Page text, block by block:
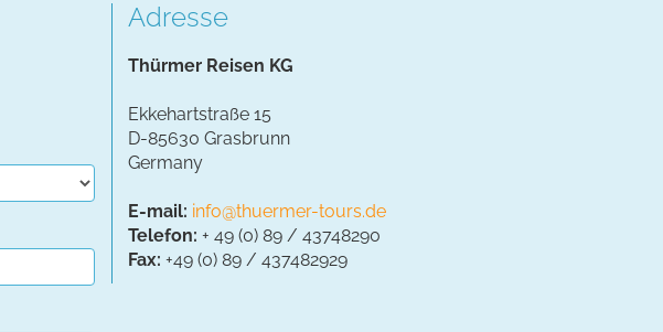
Adresse
Thürmer Reisen KG
Ekkehartstraße 15
D-85630 Grasbrunn
Germany
E-mail: info@thuermer-tours.de
Telefon: + 49 (0) 89 / 43748290
Fax: +49 (0) 89 / 437482929